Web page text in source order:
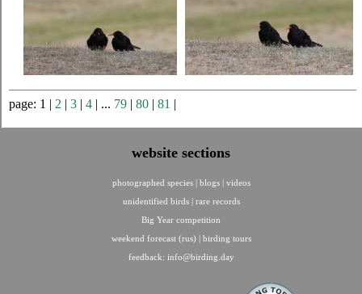
page: 1 | 2 | 3 | 4 | ... 79 | 80 | 81 |
website sections
photographed species | blogs | videos
unidentified birds | rare records
Big Year competition
weekend forecast (rus) | birding tours
feedback: info@birding.day